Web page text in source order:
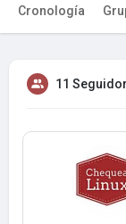
Cronología
11